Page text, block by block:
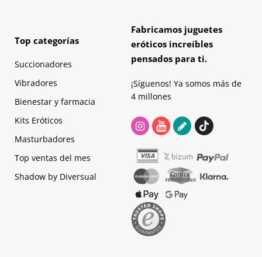
Top categorías
Succionadores
Vibradores
Bienestar y farmacia
Kits Eróticos
Masturbadores
Top ventas del mes
Shadow by Diversual
Fabricamos juguetes
eróticos increíbles
pensados para ti.
¡Síguenos! Ya somos más de
4 millones